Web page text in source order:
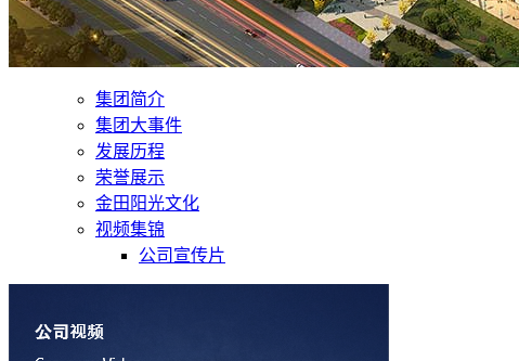
集团简介
集团大事件
发展历程
荣誉展示
金田阳光文化
视频集锦
公司宣传片